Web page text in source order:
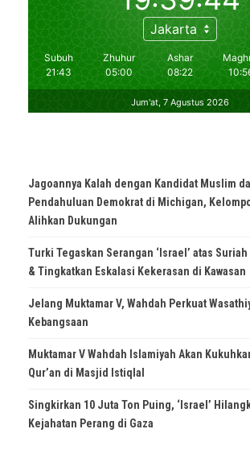
Jagoannya Kalah dengan Kandidat Muslim
Pendahuluan Demokrat di Michigan,
Alihkan Dukungan
Turki Tegaskan Serangan ‘Israel’ atas
& Tingkatkan Eskalasi Kekerasan di Kawasan
Jelang Muktamar V, Wahdah Perkuat
Kebangsaan
Muktamar V Wahdah Islamiyah Akan
Qur’an di Masjid Istiqlal
Singkirkan 10 Juta Ton Puing, ‘Israel’
Kejahatan Perang di Gaza